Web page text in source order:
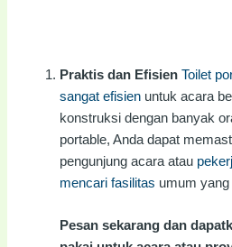
Praktis dan Efisien Toilet
sangat efisien untuk acara
konstruksi dengan banyak
portable, Anda dapat
pengunjung acara atau
mencari fasilitas umum yang
Pesan sekarang dan